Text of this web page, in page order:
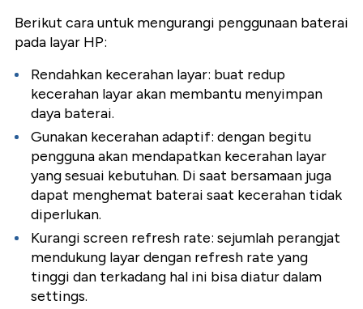
Berikut cara untuk mengurangi penggunaan baterai
pada layar HP:
Rendahkan kecerahan layar: buat redup
kecerahan layar akan membantu menyimpan
daya baterai.
Gunakan kecerahan adaptif: dengan begitu
pengguna akan mendapatkan kecerahan layar
yang sesuai kebutuhan. Di saat bersamaan juga
dapat menghemat baterai saat kecerahan tidak
diperlukan.
Kurangi screen refresh rate: sejumlah perangjat
mendukung layar dengan refresh rate yang
tinggi dan terkadang hal ini bisa diatur dalam
settings.